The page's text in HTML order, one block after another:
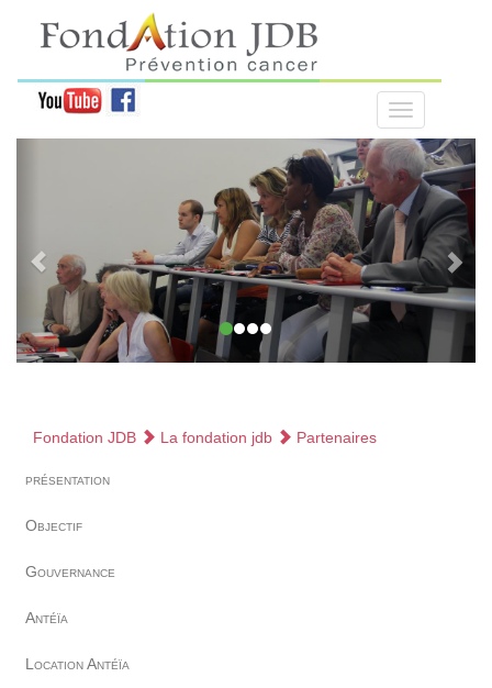
Fondation JDB La fondation jdb Partenaires
présentation
Objectif
Gouvernance
Antéïa
Location Antéïa